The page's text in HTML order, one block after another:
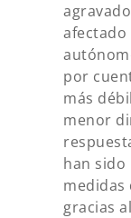
afectado
por
más
menor
han sido
medidas
gracias